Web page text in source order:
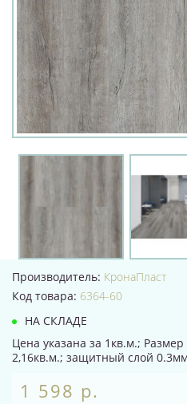
Производитель: КронаПласт
Код товара: 6364-60
НА СКЛАДЕ
Цена указана за 1кв.м.;
2,16кв.м.; защитный слой
1 598 р.